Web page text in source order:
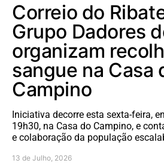
Correio do
Grupo Dadores
organizam
sangue na Casa
Campino
Iniciativa decorre esta sexta-feira,
19h30, na Casa do Campino, e
e colaboração da população
13 de Julho, 2026